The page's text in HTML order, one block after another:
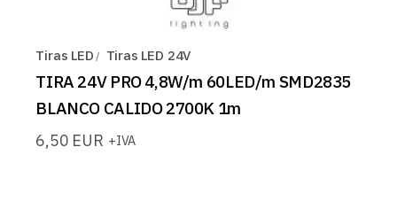
Tiras LED Tiras LED 24V
TIRA 24V PRO 4,8W/m 60LED/m SMD2835
BLANCO CALIDO 2700K 1m
6,50 EUR +IVA